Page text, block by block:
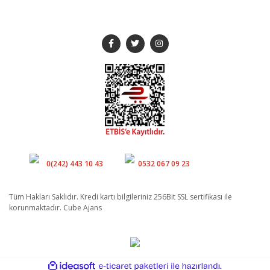
0(242) 443 10 43
0532 067 09 23
Tüm Hakları Saklıdır. Kredi kartı bilgileriniz 256Bit SSL sertifikası ile
korunmaktadır. Cube Ajans
ideasoft e-